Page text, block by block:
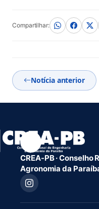
Compartilhar:
Notícia anterior
CREA-PB · Conselho
Agronomia da